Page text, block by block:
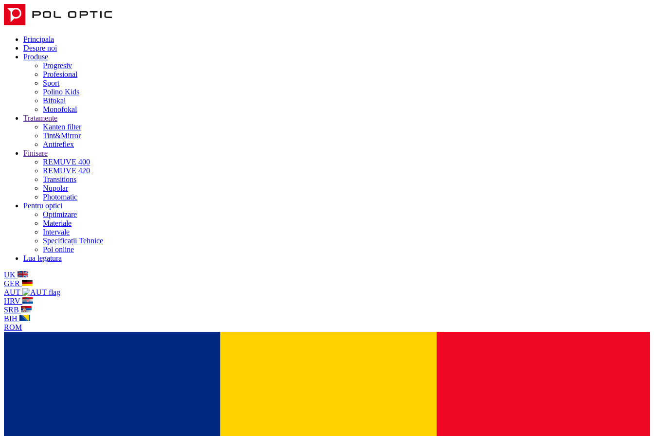
Principala
Despre noi
Produse
Progresiv
Profesional
Sport
Polino Kids
Bifokal
Monofokal
Tratamente
Kanten filter
Tint&Mirror
Antireflex
Finisare
REMUVE 400
REMUVE 420
Transitions
Nupolar
Photomatic
Pentru optici
Optimizare
Materiale
Intervale
Specificații Tehnice
Pol online
Lua legatura
UK
GER
AUT
HRV
SRB
BIH
ROM